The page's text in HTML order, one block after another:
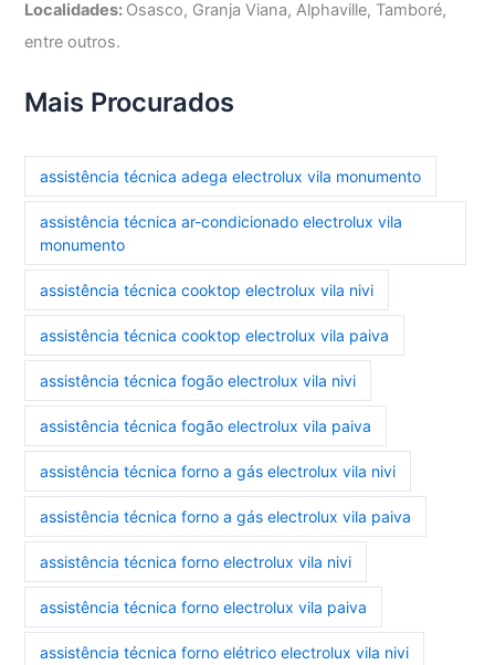
Localidades: Osasco, Granja Viana, Alphaville, Tamboré,
entre outros.
Mais Procurados
assistência técnica adega electrolux vila monumento
assistência técnica ar-condicionado electrolux vila
monumento
assistência técnica cooktop electrolux vila nivi
assistência técnica cooktop electrolux vila paiva
assistência técnica fogão electrolux vila nivi
assistência técnica fogão electrolux vila paiva
assistência técnica forno a gás electrolux vila nivi
assistência técnica forno a gás electrolux vila paiva
assistência técnica forno electrolux vila nivi
assistência técnica forno electrolux vila paiva
assistência técnica forno elétrico electrolux vila nivi